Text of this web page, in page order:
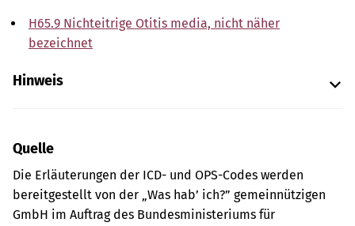
H65.9 Nichteitrige Otitis media, nicht näher
bezeichnet
Hinweis
Quelle
Die Erläuterungen der ICD- und OPS-Codes werden
bereitgestellt von der „Was hab’ ich?” gemeinnützigen
GmbH im Auftrag des Bundesministeriums für